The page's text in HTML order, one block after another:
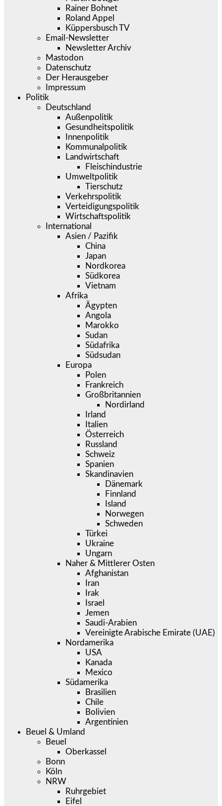
Rainer Bohnet
Roland Appel
Küppersbusch TV
Email-Newsletter
Newsletter Archiv
Mastodon
Datenschutz
Der Herausgeber
Impressum
Politik
Deutschland
Außenpolitik
Gesundheitspolitik
Innenpolitik
Kommunalpolitik
Landwirtschaft
Fleischindustrie
Umweltpolitik
Tierschutz
Verkehrspolitik
Verteidigungspolitik
Wirtschaftspolitik
International
Asien / Pazifik
China
Japan
Nordkorea
Südkorea
Vietnam
Afrika
Ägypten
Angola
Marokko
Sudan
Südafrika
Südsudan
Europa
Polen
Frankreich
Großbritannien
Nordirland
Irland
Italien
Österreich
Russland
Schweiz
Spanien
Skandinavien
Dänemark
Finnland
Island
Norwegen
Schweden
Türkei
Ukraine
Ungarn
Naher & Mittlerer Osten
Afghanistan
Iran
Irak
Israel
Jemen
Saudi-Arabien
Vereinigte Arabische Emirate (UAE)
Nordamerika
USA
Kanada
Mexico
Südamerika
Brasilien
Chile
Bolivien
Argentinien
Beuel & Umland
Beuel
Oberkassel
Bonn
Köln
NRW
Ruhrgebiet
Eifel